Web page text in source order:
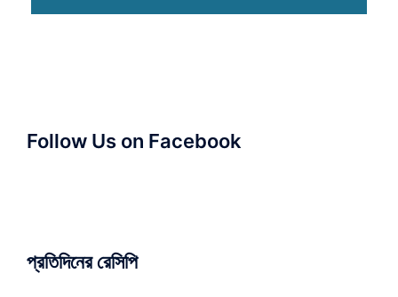
Follow Us on Facebook
প্রতিদিনের রেসিপি